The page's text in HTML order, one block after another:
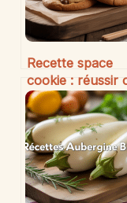
Recette space
cookie : réussir
biscuits
et gourmands
toute sécurité